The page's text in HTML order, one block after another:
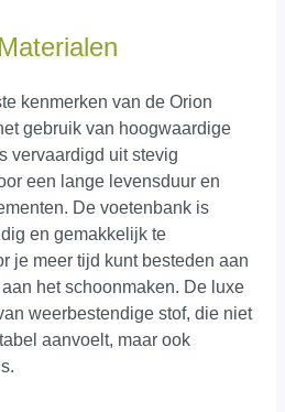
kenmerken van de Orion
gebruik van hoogwaardige
vervaardigd uit stevig
een lange levensduur en
De voetenbank is
en gemakkelijk te
je meer tijd kunt besteden aan
het schoonmaken. De luxe
weerbestendige stof, die niet
aanvoelt, maar ook